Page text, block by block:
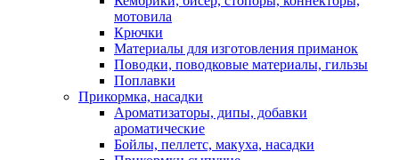
мотовила
Крючки
Материалы для изготовления приманок
Поводки, поводковые материалы, гильзы
Поплавки
Прикормка, насадки
Ароматизаторы, дипы, добавки
ароматические
Бойлы, пеллетс, макуха, насадки